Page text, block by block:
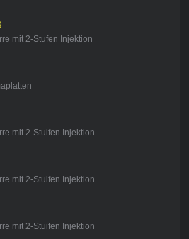
mit 2-Stufen Injektion
mit 2-Stuifen Injektion
mit 2-Stuifen Injektion
mit 2-Stuifen Injektion